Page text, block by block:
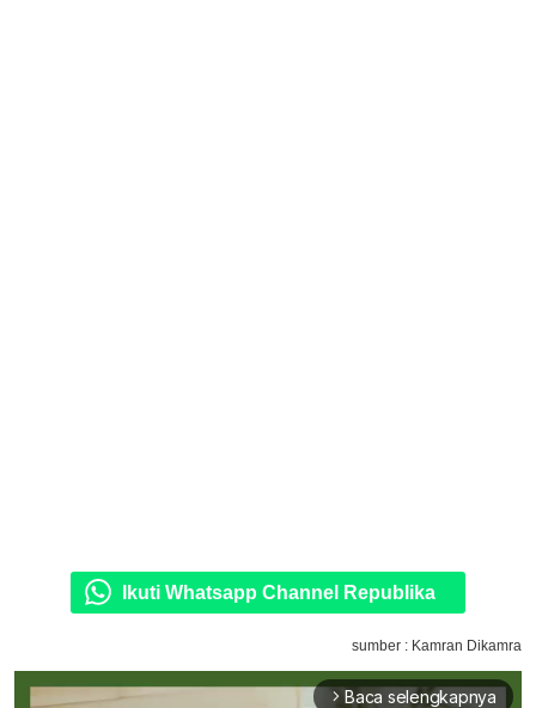
Ikuti Whatsapp Channel Republika
sumber : Kamran Dikamra
arrow_forward_ios Baca selengkapnya